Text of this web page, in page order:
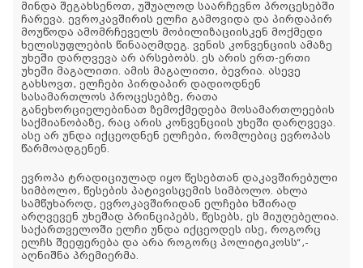
მინდა შეგახსენოთ, უშუალოდ საარჩევნო პროცესებში
ჩარევა. ევროკავშირის ელჩი გამოვიდა და პირდაპირ
მოუწოდა ამომრჩეველს მობილიზაციისკენ მოქმედი
ხელისუფლების წინააღმდეგ. ვენის კონვენციის ამაზე
უხეში დარღვევა არ არსებობს. ეს არის ერთ-ერთი
უხეში მაგალითი. ამის მაგალითი, ბევრია. ასევე
გახსოვთ, ელჩები პირდაპირ დადიოდნენ
სასამართლოს პროცესებზე, რათა
განეხორციელებინათ ზემოქმედება მოსამართლეების
საქმიანობაზე, რაც არის კონვენციის უხეში დარღვევა.
ასე არ უნდა იქცეოდნენ ელჩები, რომლებიც ევროპას
წარმოადგენენ.
ევროპა ტრადიციულად იყო წესებთან დაკავშირებული
სიმბოლო, წესების პატივისცემის სიმბოლო. ახლა
სამწუხაროდ, ევროკავშირიდან ელჩები ხშირად
არღვევენ უხეშად პრინციპებს, წესებს, ეს მიუღებელია.
საქართველოში ელჩი უნდა იქცეოდეს ისე, როგორც
ელჩს შეეფერება და არა როგორც პოლიტიკოსს“,-
აღნიშნა პრემიერმა.